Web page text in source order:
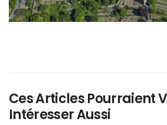
Ces Articles Pourraient
Intéresser Aussi